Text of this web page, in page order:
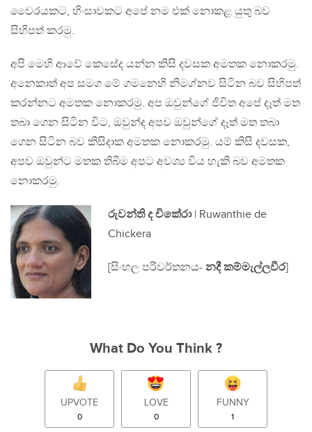
වෛරයකට, හිංසාවකට අපේ නම එක් නොකළ යුතු බව
සිහිපත් කරමු.
අපි මෙහි ආවේ කෙසේද යන්න කිසි දවසක අමතක නොකරමු.
අනෙකාත් අප සමග මේ ගමනෙහි නිමග්නව සිටින බව සිහිපත්
කරන්නට අමතක නොකරමු. අප ඔවුන්ගේ ජිවිත අපේ දෑත් මත
තබා ගෙන සිටින විට, ඔවුන්ද අපව ඔවුන්ගේ දෑත් මත තබා
ගෙන සිටින බව කිසිදාක අමතක නොකරමු. යම් කිසි දවසක,
අපව ඔවුන්ට මතක තිබීම අපට අවශ්‍ය විය හැකි බව අමතක
නොකරමු.
රුවන්ති ද චිකේරා| Ruwanthie de
Chickera
[සිංහල පරිවර්තනය- නදී කම්මැල්ලවීර]
What Do You Think ?
UPVOTE
0
LOVE
0
FUNNY
1